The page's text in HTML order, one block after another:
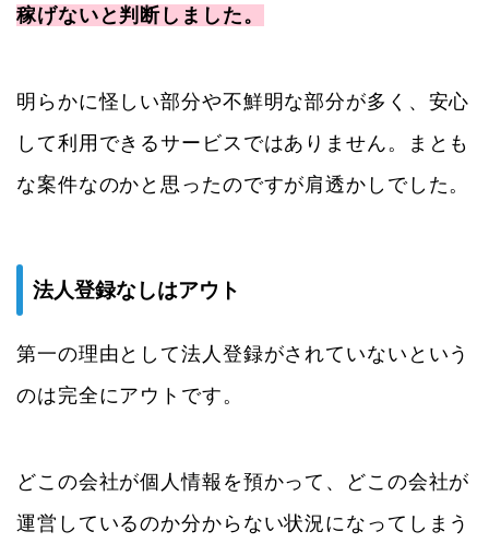
稼げないと判断しました。
明らかに怪しい部分や不鮮明な部分が多く、安心
して利用できるサービスではありません。まとも
な案件なのかと思ったのですが肩透かしでした。
法人登録なしはアウト
第一の理由として法人登録がされていないという
のは完全にアウトです。
どこの会社が個人情報を預かって、どこの会社が
運営しているのか分からない状況になってしまう